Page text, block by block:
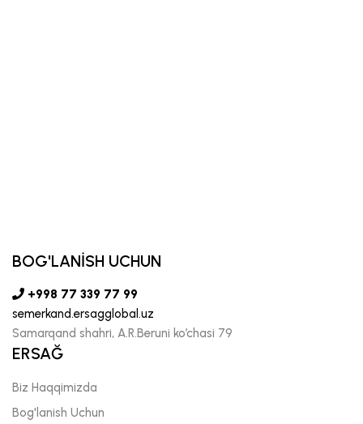
BOG'LANİSH UCHUN
+998 77 339 77 99
semerkand.ersagglobal.uz
Samarqand shahri, A.R.Beruni ko’chasi 79
ERSAĞ
Biz Haqqimizda
Bog'lanish Uchun